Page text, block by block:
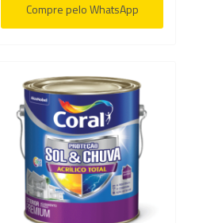
Compre pelo WhatsApp
Adicionar
à
lista
de
desejos
Adicionar
para
Comparar